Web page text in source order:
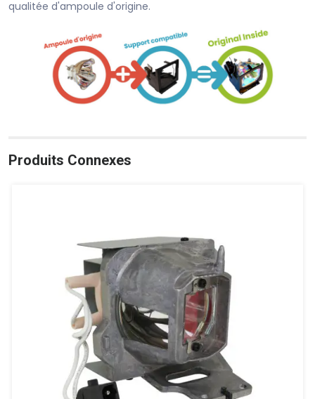
qualitée d'ampoule d'origine.
Produits Connexes